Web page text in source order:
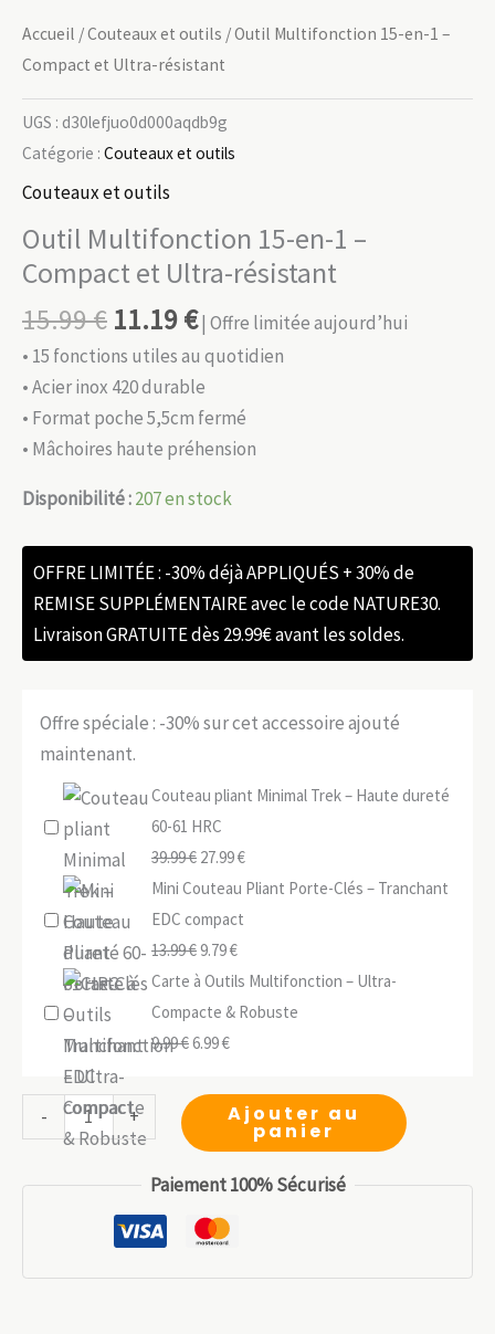
Accueil /Couteaux et outils / Outil Multifonction 15-en-1 –
Compact et Ultra-résistant
UGS : d30lefjuo0d000aqdb9g
Catégorie : Couteaux et outils
Couteaux et outils
Outil Multifonction 15-en-1 –
Compact et Ultra-résistant
15.99€ 11.19€| Offre limitée aujourd’hui
• 15 fonctions utiles au quotidien
• Acier inox 420 durable
• Format poche 5,5cm fermé
• Mâchoires haute préhension
Disponibilité :207 en stock
OFFRE LIMITÉE : -30% déjà APPLIQUÉS + 30% de
REMISE SUPPLÉMENTAIRE avec le code NATURE30.
Livraison GRATUITE dès 29.99€ avant les soldes.
Offre spéciale : -30% sur cet accessoire ajouté
maintenant.
Couteau pliant Minimal Trek – Haute dureté
60-61 HRC
39.99€ Le
prix
initial
était :
39.99 €.
27.99€Le
prix
27.99 €.
Mini Couteau Pliant Porte-Clés – Tranchant
EDC compact
13.99€Le
prix
initial
était :
9.79€Le
prix
actuel
Carte à Outils Multifonction – Ultra-
Compacte & Robuste
9.99€Le
initial
6.99€Le
actuel
est :
-
quantité
de
+ Ajouter au
panier
Paiement 100% Sécurisé